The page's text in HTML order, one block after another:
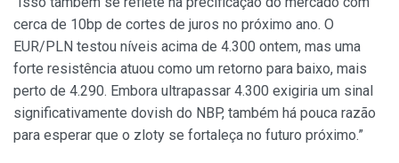
cerca de 10bp de cortes de juros no próximo ano. O
EUR/PLN testou níveis acima de 4.300 ontem, mas uma
forte resistência atuou como um retorno para baixo, mais
perto de 4.290. Embora ultrapassar 4.300 exigiria um sinal
significativamente dovish do NBP, também há pouca razão
para esperar que o zloty se fortaleça no futuro próximo.”